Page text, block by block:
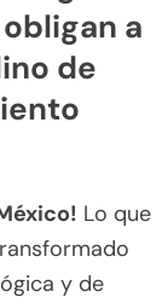
a
de
Lo que
y de